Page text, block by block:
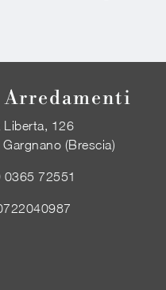
Arredamenti
Liberta, 126
(Brescia)
0365 72551